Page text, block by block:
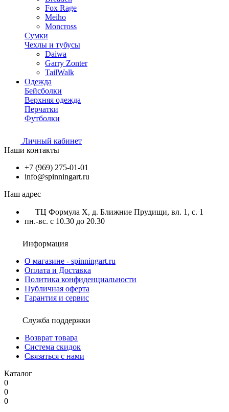
Fox Rage
Meiho
Moncross
Сумки
Чехлы и тубусы
Daiwa
Garry Zonter
TailWalk
Одежда
Бейсболки
Верхняя одежда
Перчатки
Футболки
Личный кабинет
Наши контакты
+7 (969) 275-01-01
info@spinningart.ru
Наш адрес
ТЦ Формула X, д. Ближние Прудищи, вл. 1, с. 1
пн.-вс. с 10.30 до 20.30
Информация
О магазине - spinningart.ru
Оплата и Доставка
Политика конфиденциальности
Публичная оферта
Гарантия и сервис
Служба поддержки
Возврат товара
Система скидок
Связаться с нами
Каталог
0
0
0